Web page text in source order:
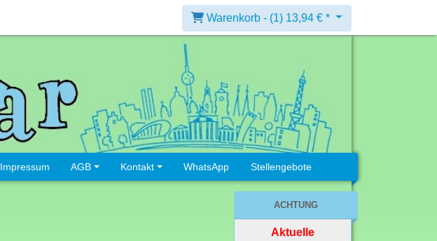
Warenkorb - (1) 13,94 € *
Impressum AGB Kontakt WhatsApp Stellengebote
ACHTUNG
Aktuelle